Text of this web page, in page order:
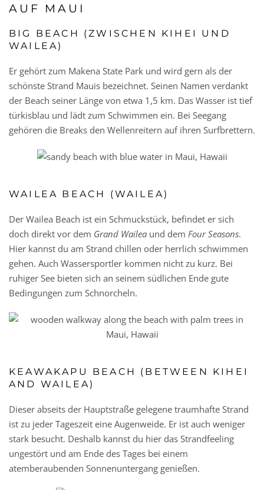
AUF MAUI
BIG BEACH (ZWISCHEN KIHEI UND
WAILEA)
Er gehört zum Makena State Park und wird gern als der
schönste Strand Mauis bezeichnet. Seinen Namen verdankt
der Beach seiner Länge von etwa 1,5 km. Das Wasser ist tief
türkisblau und lädt zum Schwimmen ein. Bei Seegang
gehören die Breaks den Wellenreitern auf ihren Surfbrettern.
WAILEA BEACH (WAILEA)
Der Wailea Beach ist ein Schmuckstück, befindet er sich
doch direkt vor dem Grand Wailea und dem Four Seasons.
Hier kannst du am Strand chillen oder herrlich schwimmen
gehen. Auch Wassersportler kommen nicht zu kurz. Bei
ruhiger See bieten sich an seinem südlichen Ende gute
Bedingungen zum Schnorcheln.
KEAWAKAPU BEACH (BETWEEN KIHEI
AND WAILEA)
Dieser abseits der Hauptstraße gelegene traumhafte Strand
ist zu jeder Tageszeit eine Augenweide. Er ist auch weniger
stark besucht. Deshalb kannst du hier das Strandfeeling
ungestört und am Ende des Tages bei einem
atemberaubenden Sonnenuntergang genießen.